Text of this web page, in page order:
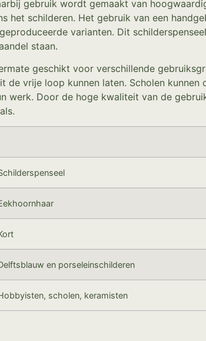
gebruik wordt gemaakt van
schilderen. Het gebruik van een
varianten. Dit
staan.
geschikt voor verschillende
vrije loop kunnen laten. Scholen kunnen
werk. Door de hoge kwaliteit van de
en porseleinschilderen
scholen, keramisten